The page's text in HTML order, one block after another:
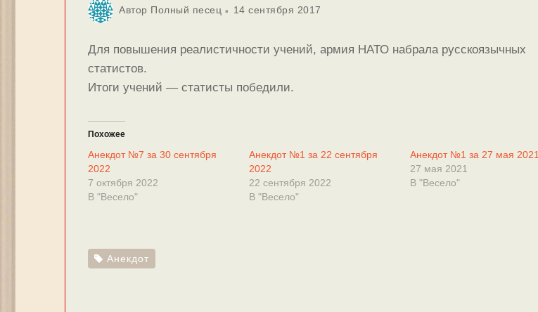
Автор Полный песец 14 сентября 2017
Для повышения реалистичности учений, армия НАТО набрала русскоязычных
статистов.
Итоги учений — статисты победили.
Похожее
Анекдот №7 за 30 сентября
2022
7 октября 2022
В "Весело"
Анекдот №1 за 22 сентября
2022
22 сентября 2022
В "Весело"
Анекдот №1 за 27 мая 2021
27 мая 2021
В "Весело"
Анекдот